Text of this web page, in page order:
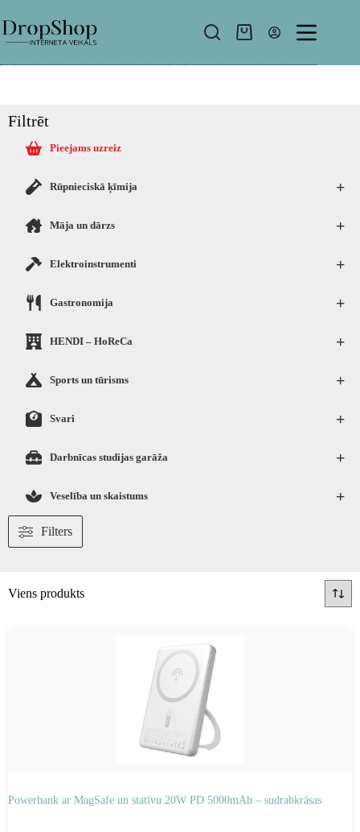
Filtrēt
Pieejams uzreiz
+
Rūpnieciskā ķīmija
+
Māja un dārzs
+
Elektroinstrumenti
+
Gastronomija
+
HENDI – HoReCa
+
Sports un tūrisms
+
Svari
+
Darbnīcas studijas garāža
+
Veselība un skaistums
Filters
Viens produkts
Powerbank ar MagSafe un statīvu 20W PD 5000mAh – sudrabkrāsas